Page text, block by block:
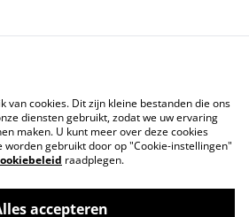
Voorwaarden
Cookiebeleid
van cookies. Dit zijn kleine bestanden die ons
diensten gebruikt, zodat we uw ervaring
maken. U kunt meer over deze cookies
worden gebruikt door op "Cookie-instellingen"
raadplegen.
accepteren